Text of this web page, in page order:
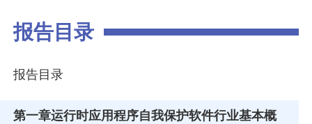
报告目录
报告目录
第一章运行时应用程序自我保护软件行业基本概